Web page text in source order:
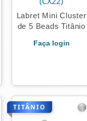
Labret Mini Cluster
de 5 Beads Titânio
Faça login
TITÂNIO